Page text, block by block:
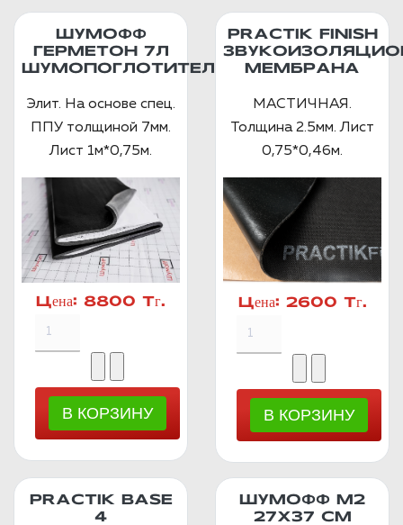
ШУМОФФ
ГЕРМЕТОН 7Л
ШУМОПОГЛОТИТЕЛЬ
Элит. На основе спец.
ППУ толщиной 7мм.
Лист 1м*0,75м.
Цена: 8800 Тг.
PRACTIK FINISH
МЕМБРАНА
МАСТИЧНАЯ.
Толщина 2.5мм. Лист
0,75*0,46м.
Цена: 2600 Тг.
PRACTIK BASE
4
ШУМОФФ М2
27X37 СМ